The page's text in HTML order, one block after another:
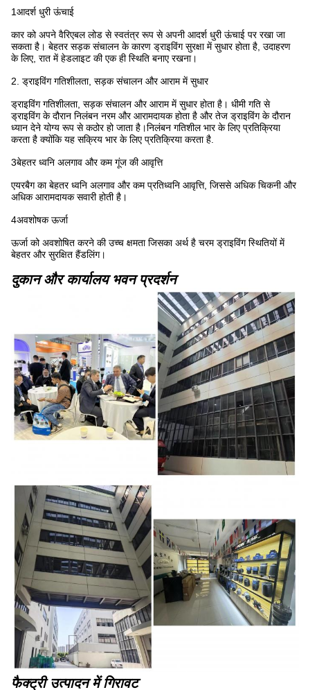
1आदर्श धुरी ऊंचाई
कार को अपने वैरिएबल लोड से स्वतंत्र रूप से अपनी आदर्श धुरी ऊंचाई पर रखा जा
सकता है। बेहतर सड़क संचालन के कारण ड्राइविंग सुरक्षा में सुधार होता है, उदाहरण
के लिए, रात में हेडलाइट की एक ही स्थिति बनाए रखना।
2. ड्राइविंग गतिशीलता, सड़क संचालन और आराम में सुधार
ड्राइविंग गतिशीलता, सड़क संचालन और आराम में सुधार होता है। धीमी गति से
ड्राइविंग के दौरान निलंबन नरम और आरामदायक होता है और तेज ड्राइविंग के दौरान
ध्यान देने योग्य रूप से कठोर हो जाता है।निलंबन गतिशील भार के लिए प्रतिक्रिया
करता है क्योंकि यह सक्रिय भार के लिए प्रतिक्रिया करता है.
3बेहतर ध्वनि अलगाव और कम गूंज की आवृत्ति
एयरबैग का बेहतर ध्वनि अलगाव और कम प्रतिध्वनि आवृत्ति, जिससे अधिक चिकनी और
अधिक आरामदायक सवारी होती है।
4अवशोषक ऊर्जा
ऊर्जा को अवशोषित करने की उच्च क्षमता जिसका अर्थ है चरम ड्राइविंग स्थितियों में
बेहतर और सुरक्षित हैंडलिंग।
दुकान और कार्यालय भवन प्रदर्शन
फैक्ट्री उत्पादन में गिरावट